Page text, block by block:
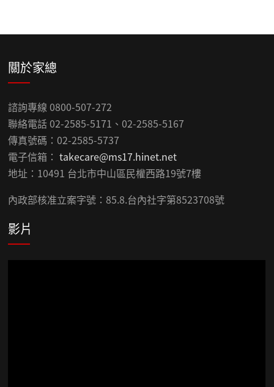
關於家總
諮詢專線 0800-507-272
聯絡電話 02-2585-5171、02-2585-5167
傳真號碼：02-2585-5737
電子信箱：takecare@ms17.hinet.net
地址：10491 台北市中山區民權西路19號7樓
內政部核准立案字號：85.8.台內社字第8523708號
影片